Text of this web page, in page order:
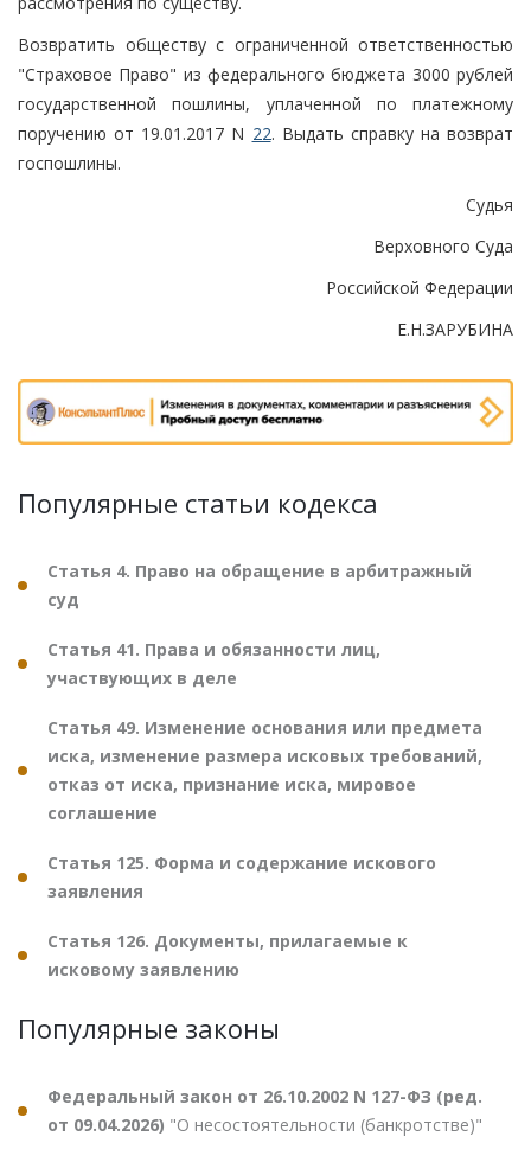
Возвратить обществу с ограниченной ответственностью
"Страховое Право" из федерального бюджета 3000 рублей
государственной пошлины, уплаченной по платежному
поручению от 19.01.2017 N 22. Выдать справку на возврат
госпошлины.
Судья
Верховного Суда
Российской Федерации
Е.Н.ЗАРУБИНА
Популярные статьи кодекса
Статья 4. Право на обращение в арбитражный
суд
Статья 41. Права и обязанности лиц,
участвующих в деле
Статья 49. Изменение основания или предмета
иска, изменение размера исковых требований,
отказ от иска, признание иска, мировое
соглашение
Статья 125. Форма и содержание искового
заявления
Статья 126. Документы, прилагаемые к
исковому заявлению
Популярные законы
Федеральный закон от 26.10.2002 N 127-ФЗ (ред.
от 09.04.2026) "О несостоятельности (банкротстве)"